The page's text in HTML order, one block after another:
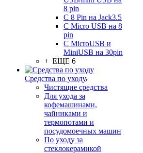
8 pin
С 8 Pin на Jack3.5
С Micro USB на 8
pin
С MicroUSB и
MiniUSB на 30pin
+ ЕЩЕ 6
Средства по уходу
Чистящие средства
Для ухода за
кофемашинами,
чайниками и
термопотами и
посудомоечных машин
По уходу за
стеклокерамикой